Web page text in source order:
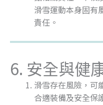
滑雪運動本身固有
責任。
6. 安全與健
滑雪存在風險，可
合適裝備及安全保